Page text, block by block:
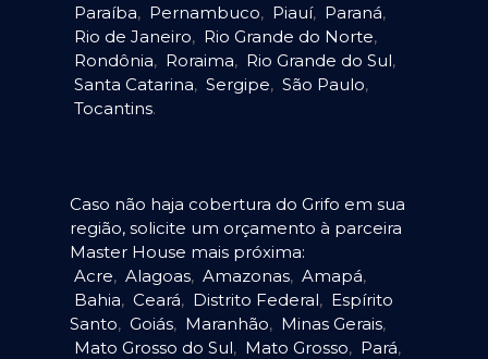
Paraíba, Pernambuco, Piauí, Paraná,
Rio de Janeiro, Rio Grande do Norte,
Rondônia, Roraima, Rio Grande do Sul,
Santa Catarina, Sergipe, São Paulo,
Tocantins.
Caso não haja cobertura do Grifo em sua
região, solicite um orçamento à parceira
Master House mais próxima:
Acre, Alagoas, Amazonas, Amapá,
Bahia, Ceará, Distrito Federal, Espírito
Santo, Goiás, Maranhão, Minas Gerais,
Mato Grosso do Sul, Mato Grosso, Pará,